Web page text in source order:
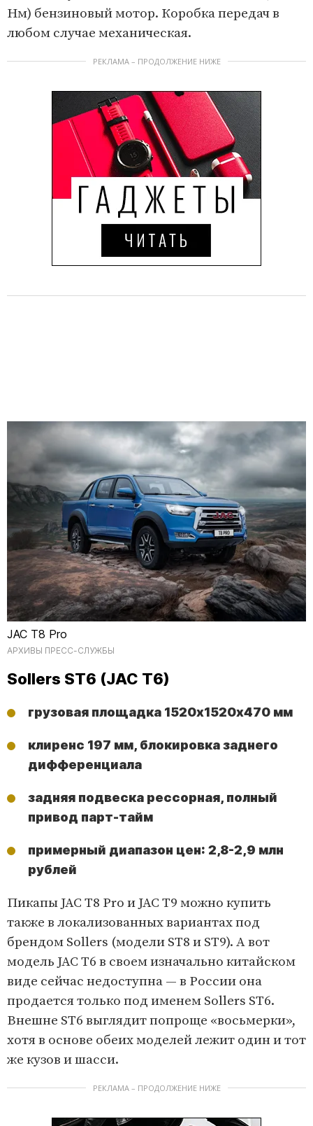
Нм) бензиновый мотор. Коробка передач в
любом случае механическая.
РЕКЛАМА – ПРОДОЛЖЕНИЕ НИЖЕ
JAC T8 Pro
АРХИВЫ ПРЕСС-СЛУЖБЫ
Sollers ST6 (JAC T6)
грузовая площадка 1520х1520х470 мм
клиренс 197 мм, блокировка заднего
дифференциала
задняя подвеска рессорная, полный
привод парт-тайм
примерный диапазон цен: 2,8-2,9 млн
рублей
Пикапы JAC T8 Pro и JAC T9 можно купить
также в локализованных вариантах под
брендом Sollers (модели ST8 и ST9). А вот
модель JAC T6 в своем изначально китайском
виде сейчас недоступна — в России она
продается только под именем Sollers ST6.
Внешне ST6 выглядит попроще «восьмерки»,
хотя в основе обеих моделей лежит один и тот
же кузов и шасси.
РЕКЛАМА – ПРОДОЛЖЕНИЕ НИЖЕ